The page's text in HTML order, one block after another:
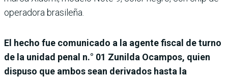
operadora brasileña.
El hecho fue comunicado a la agente fiscal de turno
de la unidad penal n.° 01 Zunilda Ocampos, quien
dispuso que ambos sean derivados hasta la